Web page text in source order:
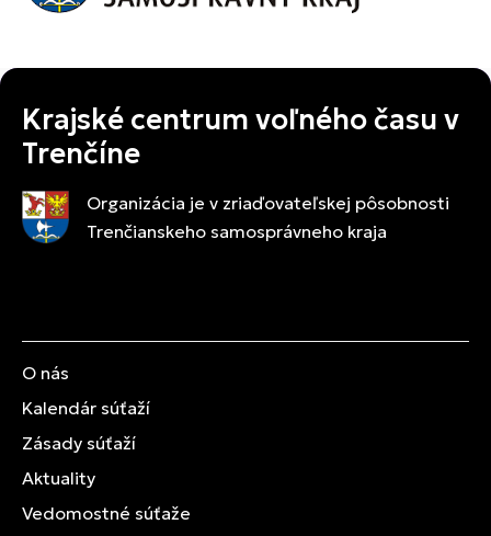
Krajské centrum voľného času v
Trenčíne
Organizácia je v zriaďovateľskej pôsobnosti
Trenčianskeho samosprávneho kraja
O nás
Kalendár súťaží
Zásady súťaží
Aktuality
Vedomostné súťaže